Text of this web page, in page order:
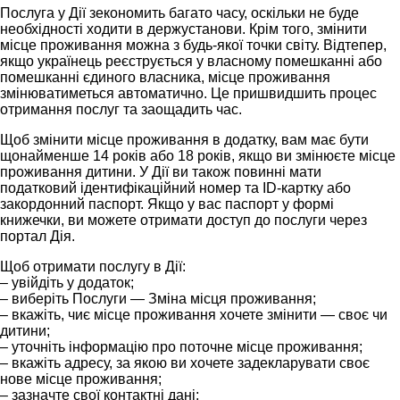
Послуга у Дії зекономить багато часу, оскільки не буде
необхідності ходити в держустанови. Крім того, змінити
місце проживання можна з будь-якої точки світу. Відтепер,
якщо українець реєструється у власному помешканні або
помешканні єдиного власника, місце проживання
змінюватиметься автоматично. Це пришвидшить процес
отримання послуг та заощадить час.
Щоб змінити місце проживання в додатку, вам має бути
щонайменше 14 років або 18 років, якщо ви змінюєте місце
проживання дитини. У Дії ви також повинні мати
податковий ідентифікаційний номер та ID-картку або
закордонний паспорт. Якщо у вас паспорт у формі
книжечки, ви можете отримати доступ до послуги через
портал Дія.
Щоб отримати послугу в Дії:
– увійдіть у додаток;
– виберіть Послуги — Зміна місця проживання;
– вкажіть, чиє місце проживання хочете змінити — своє чи
дитини;
– уточніть інформацію про поточне місце проживання;
– вкажіть адресу, за якою ви хочете задекларувати своє
нове місце проживання;
– зазначте свої контактні дані;